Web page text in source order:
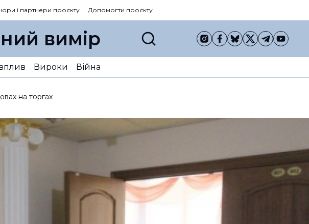
і партнери проєкту Допомогти проєкту
вимір
Вироки Війна
на торгах